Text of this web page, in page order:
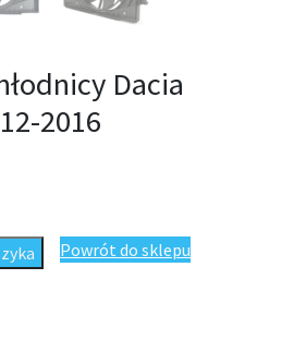
Dacia
2016
Dacia Sandero II 2012-2016
Powrót do sklepu